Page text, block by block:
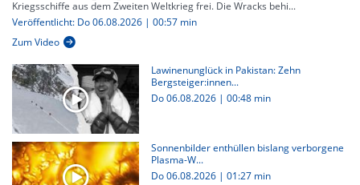
Kriegsschiffe aus dem Zweiten Weltkrieg frei. Die Wracks behi...
Veröffentlicht: Do 06.08.2026 | 00:57 min
Zum Video
Lawinenunglück in Pakistan: Zehn
Bergsteiger:innen...
Do 06.08.2026 | 00:48 min
Sonnenbilder enthüllen bislang verborgene
Plasma-W...
Do 06.08.2026 | 01:27 min